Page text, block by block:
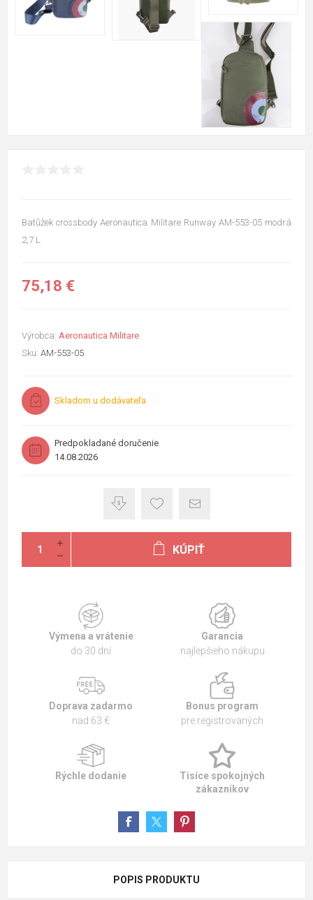
Batůžek crossbody Aeronautica Militare Runway AM-553-05 modrá
2,7 L
75,18 €
Výrobca: Aeronautica Militare
Sku: AM-553-05
Skladom u dodávateľa
Predpokladané doručenie
14.08.2026
KÚPIŤ
Výmena a vrátenie
do 30 dní
Garancia
najlepšieho nákupu
Doprava zadarmo
nad 63 €
Bonus program
pre registrovaných
Rýchle dodanie
Tisíce spokojných
zákazníkov
POPIS PRODUKTU